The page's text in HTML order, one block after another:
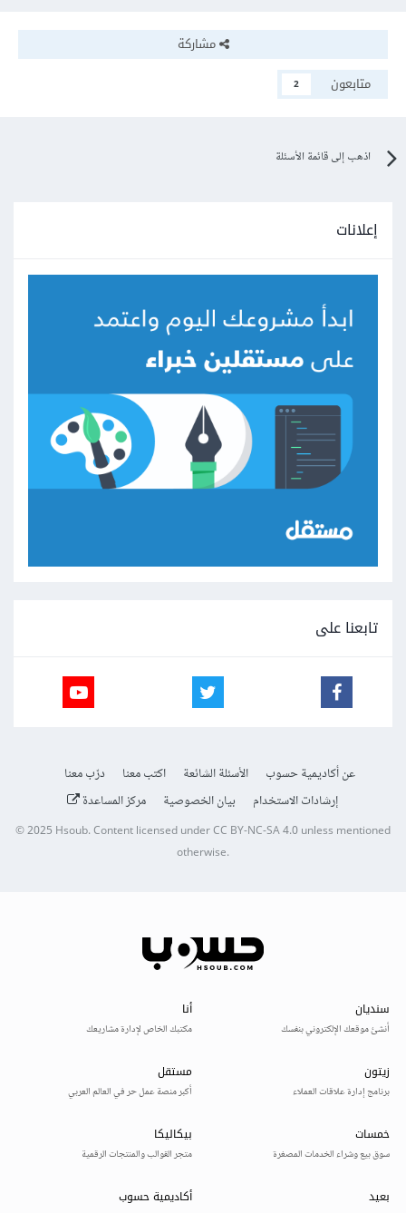
مشاركة
متابعون
2
اذهب إلى قائمة الأسئلة
إعلانات
تابعنا على
عن أكاديمية حسوب الأسئلة الشائعة اكتب معنا
درّب معنا
إرشادات الاستخدام
بيان الخصوصية مركز المساعدة
© 2025Hsoub.Content licensed underCC BY-NC-SA 4.0unless mentioned
otherwise.